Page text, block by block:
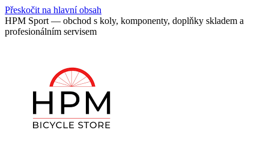
Přeskočit na hlavní obsah
HPM Sport — obchod s koly, komponenty, doplňky skladem a
profesionálním servisem